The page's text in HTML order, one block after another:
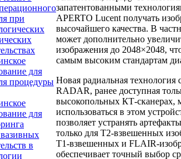
при
для
процедуры
для
в
запатентованными
APERTO Lucent получать
высочайшего качества. В
может дополнительно
изображения до 2048×2048,
самым высоким стандартам
Новая радиальная технология
RADAR, ранее доступная
высокопольных КТ-сканерах,
использоваться в этом
позволяет устранять
только для T2-взвешенных
T1-взвешенных и FLAIR-
обеспечивает точный выбор